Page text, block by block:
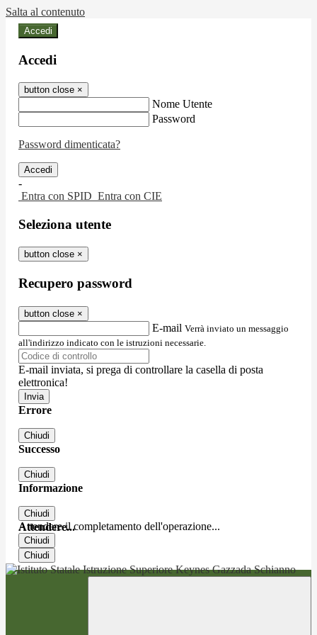
Salta al contenuto
Accedi
Accedi
button close ×
Nome Utente
Password
Password dimenticata?
-
Entra con SPID Entra con CIE
Seleziona utente
button close ×
Recupero password
button close ×
E-mail Verrà inviato un messaggio
all'indirizzo indicato con le istruzioni necessarie.
E-mail inviata, si prega di controllare la casella di posta
elettronica!
Errore
Chiudi
Successo
Chiudi
Informazione
Chiudi
Attendere...
Attendere il completamento dell'operazione...
Chiudi
Chiudi